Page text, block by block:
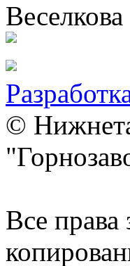
Веселкова
©
Все